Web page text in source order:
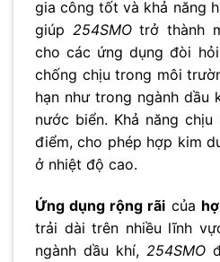
gia công tốt và khả năng
giúp 254SMOtrở thành
cho các ứng dụng đòi
chống chịu trong môi
hạn như trong ngành dầu
nước biển. Khả năng
điểm, cho phép hợp kim
ở nhiệt độ cao.
Ứng dụng rộng rãi của
trải dài trên nhiều lĩnh
ngành dầu khí, 254SMO